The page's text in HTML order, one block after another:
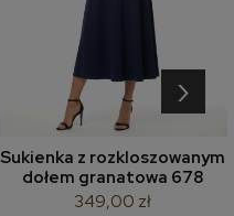
Sukienka z rozkloszowanym
dołem granatowa 678
349,00 zł
›